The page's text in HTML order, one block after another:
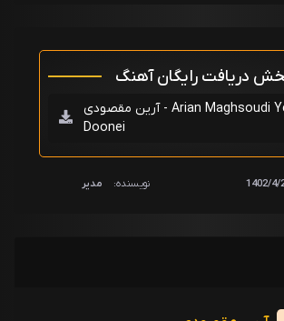
دریافت رایگان آهنگ
آرین مقصودی - Arian Maghsoudi Ye
Doonei
1402/4/ نویسنده: مدیر